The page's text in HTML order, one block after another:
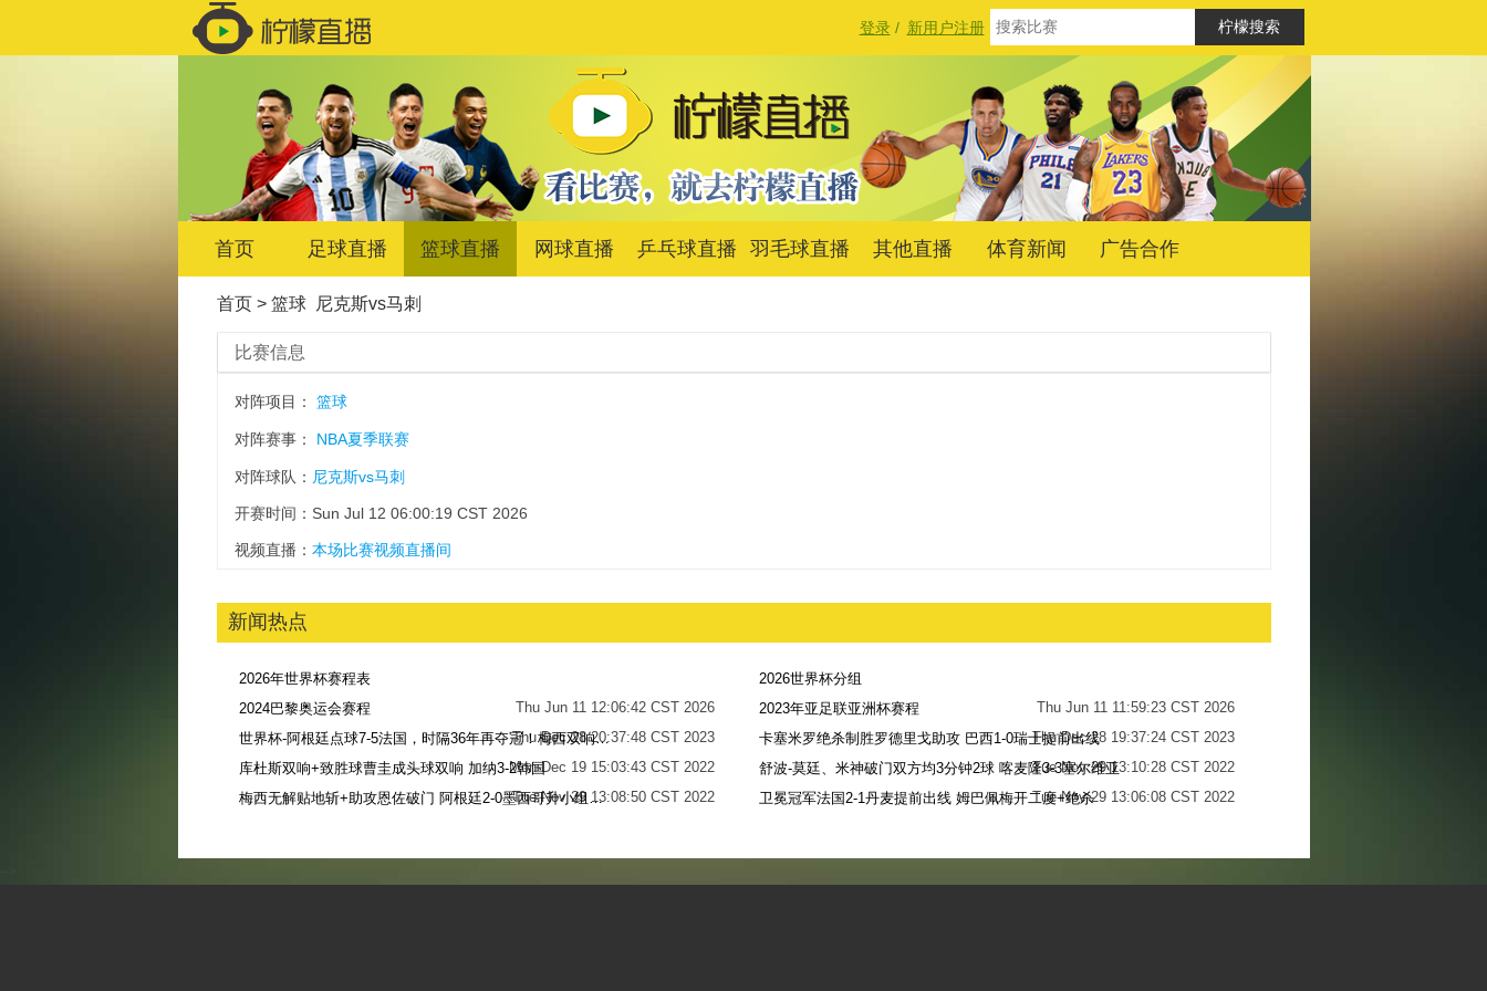
登录/ 新用户注册
首页 足球直播 篮球直播 网球直播 乒乓球直播 羽毛球直播 其他直播 体育新闻 广告合作
首页> 篮球 尼克斯vs马刺
比赛信息
对阵项目： 篮球
对阵赛事： NBA夏季联赛
对阵球队： 尼克斯vs马刺
开赛时间：Sun Jul 12 06:00:19 CST 2026
视频直播： 本场比赛视频直播间
新闻热点
2026年世界杯赛程表
Thu Jun 11 12:06:42 CST 2026
2026世界杯分组
Thu Jun 11 11:59:23 CST 2026
2024巴黎奥运会赛程
Thu Dec 28 20:37:48 CST 2023
2023年亚足联亚洲杯赛程
Thu Dec 28 19:37:24 CST 2023
世界杯-阿根廷点球7-5法国，时隔36年再夺冠！梅西双响姆巴佩戴帽
Mon Dec 19 15:03:43 CST 2022
卡塞米罗绝杀制胜罗德里戈助攻 巴西1-0瑞士提前出线
Tue Nov 29 13:10:28 CST 2022
库杜斯双响+致胜球曹圭成头球双响 加纳3-2韩国
Tue Nov 29 13:08:50 CST 2022
舒波-莫廷、米神破门双方均3分钟2球 喀麦隆3-3塞尔维亚
Tue Nov 29 13:06:08 CST 2022
梅西无解贴地斩+助攻恩佐破门 阿根廷2-0墨西哥升小组第二
卫冕冠军法国2-1丹麦提前出线 姆巴佩梅开二度+绝杀